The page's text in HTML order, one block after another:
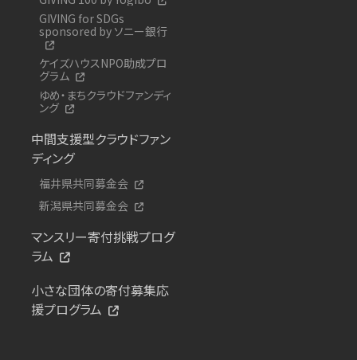
GIVING for SDGs
sponsored by ソニー銀行
ケイズハウスNPO助成プロ
グラム
ゆめ・まちクラウドファンディ
ング
中間支援型クラウドファン
ディング
福井県共同募金会
新潟県共同募金会
マンスリー寄付挑戦プログ
ラム
小さな団体の寄付募集応
援プログラム